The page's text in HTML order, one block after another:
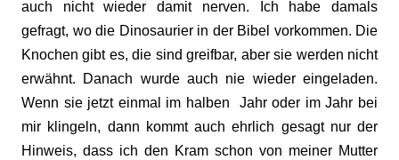
auch nicht wieder damit nerven. Ich habe damals
gefragt, wo die Dinosaurier in der Bibel vorkommen. Die
Knochen gibt es, die sind greifbar, aber sie werden nicht
erwähnt. Danach wurde auch nie wieder eingeladen.
Wenn sie jetzt einmal im halben Jahr oder im Jahr bei
mir klingeln, dann kommt auch ehrlich gesagt nur der
Hinweis, dass ich den Kram schon von meiner Mutter